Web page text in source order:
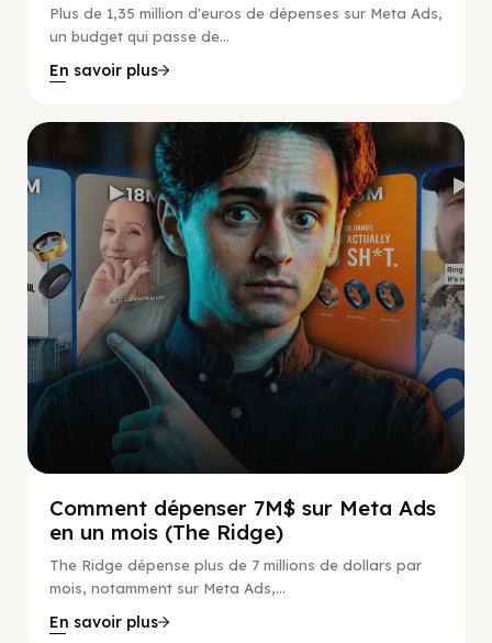
Plus de 1,35 million d'euros de dépenses sur Meta Ads,
un budget qui passe de...
En savoir plus
Social Scaling
Comment dépenser 7M$ sur Meta Ads
en un mois (The Ridge)
The Ridge dépense plus de 7 millions de dollars par
mois, notamment sur Meta Ads,...
En savoir plus